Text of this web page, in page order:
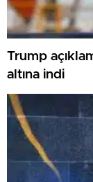
Trump
altına indi